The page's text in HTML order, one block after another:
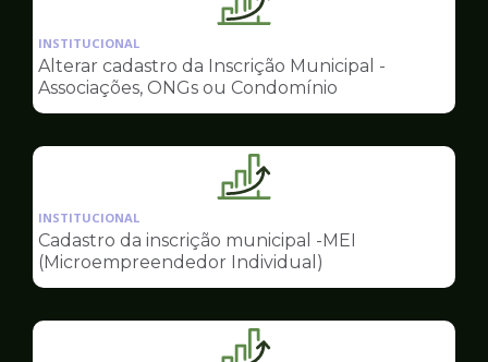
Ilustração
pagina
de
Sala
Empreendedor
INSTITUCIONAL
Alterar cadastro da Inscrição Municipal -
Associações, ONGs ou Condomínio
Ilustração
pagina
de
Sala
Empreendedor
INSTITUCIONAL
Cadastro da inscrição municipal -MEI
(Microempreendedor Individual)